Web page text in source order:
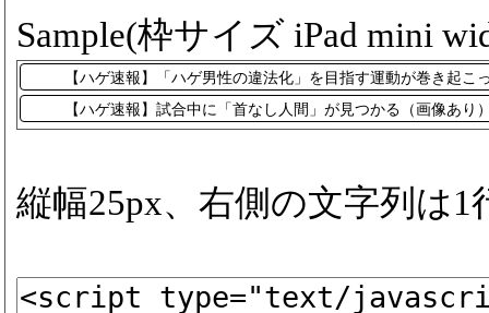
Sample(枠サイズ iPad mini
【ハゲ速報】「ハゲ男性の違法化」を目指す運動が巻き起こ
【ハゲ速報】試合中に「首なし人間」が見つかる（画像あり
縦幅25px、右側の文字列は1